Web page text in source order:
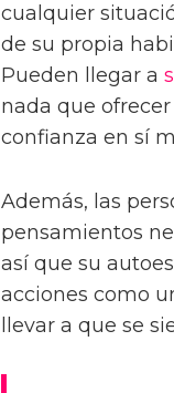
cualquier
de su propia
Pueden llegar a
nada que
confianza en sí
Además, las
pensamientos
así que su
acciones como
llevar a que se